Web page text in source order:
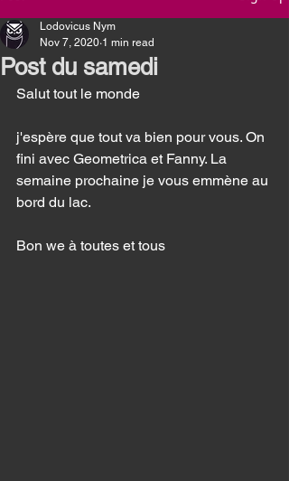
Post du samedi
Lodovicus Nym
Nov 7, 2020 1 min read
Salut tout le monde
j'espère que tout va bien pour vous. On
fini avec Geometrica et Fanny. La
semaine prochaine je vous emmène au
bord du lac.
Bon we à toutes et tous